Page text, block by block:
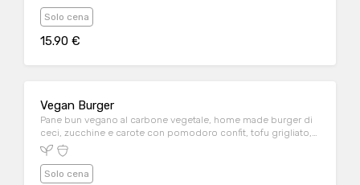
balsamico
Solo cena
15.90 €
Vegan Burger
Pane bun vegano al carbone vegetale, home made burger di
ceci, zucchine e carote con pomodoro confit, tofu grigliato,
broccoletti al vapore e mayo vegana
Solo cena